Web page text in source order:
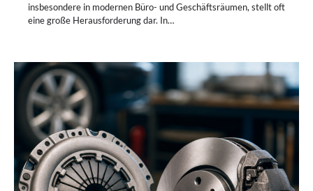
insbesondere in modernen Büro- und Geschäftsräumen, stellt oft
eine große Herausforderung dar. In…